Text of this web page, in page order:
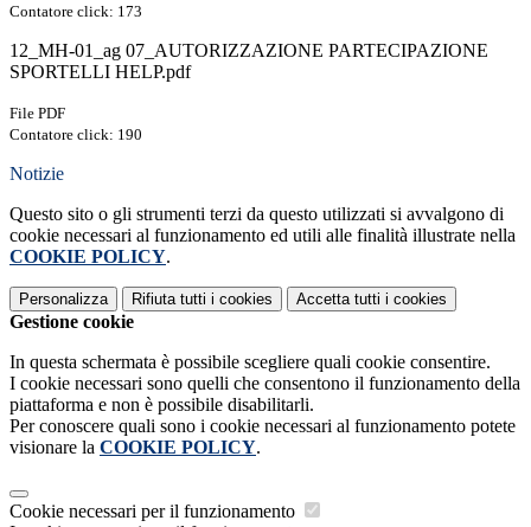
Contatore click: 173
12_MH-01_ag 07_AUTORIZZAZIONE PARTECIPAZIONE
SPORTELLI HELP.pdf
File PDF
Contatore click: 190
Notizie
Questo sito o gli strumenti terzi da questo utilizzati si avvalgono di
cookie necessari al funzionamento ed utili alle finalità illustrate nella
COOKIE POLICY.
Personalizza Rifiuta tutti i cookies Accetta tutti i cookies
Gestione cookie
In questa schermata è possibile scegliere quali cookie consentire.
I cookie necessari sono quelli che consentono il funzionamento della
piattaforma e non è possibile disabilitarli.
Per conoscere quali sono i cookie necessari al funzionamento potete
visionare la COOKIE POLICY.
Cookie necessari per il funzionamento